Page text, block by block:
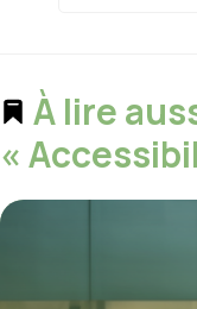
À lire
«